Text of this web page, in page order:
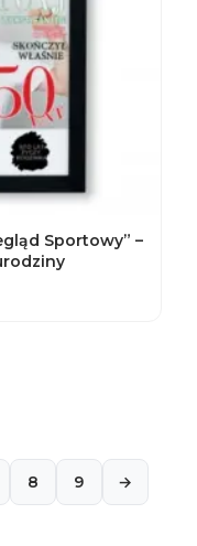
Sportowy” –
8 9 →